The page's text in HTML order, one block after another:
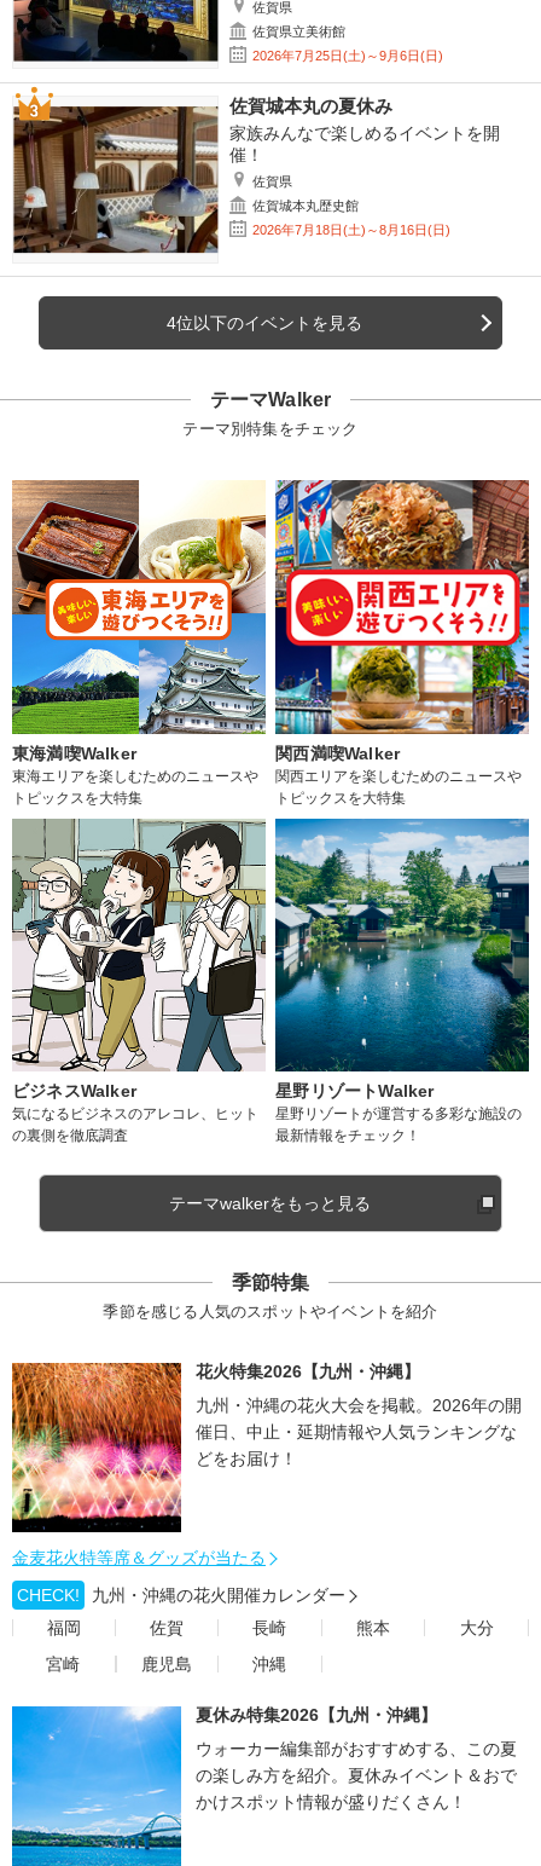
佐賀県
佐賀県立美術館
2026年7月25日(土)～9月6日(日)
佐賀城本丸の夏休み
家族みんなで楽しめるイベントを開
催！
佐賀県
佐賀城本丸歴史館
2026年7月18日(土)～8月16日(日)
4位以下のイベントを見る
テーマWalker
テーマ別特集をチェック
東海満喫Walker
東海エリアを楽しむためのニュースや
トピックスを大特集
関西満喫Walker
関西エリアを楽しむためのニュースや
トピックスを大特集
ビジネスWalker
気になるビジネスのアレコレ、ヒット
の裏側を徹底調査
星野リゾートWalker
星野リゾートが運営する多彩な施設の
最新情報をチェック！
テーマwalkerをもっと見る
季節特集
季節を感じる人気のスポットやイベントを紹介
花火特集2026【九州・沖縄】
九州・沖縄の花火大会を掲載。2026年の開
催日、中止・延期情報や人気ランキングな
どをお届け！
金麦花火特等席＆グッズが当たる
CHECK!
九州・沖縄の花火開催カレンダー
福岡
佐賀 長崎 熊本
大分
宮崎
鹿児島 沖縄
夏休み特集2026【九州・沖縄】
ウォーカー編集部がおすすめする、この夏
の楽しみ方を紹介。夏休みイベント＆おで
かけスポット情報が盛りだくさん！